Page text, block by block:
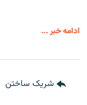
ادامه خبر ...
شریک ساختن